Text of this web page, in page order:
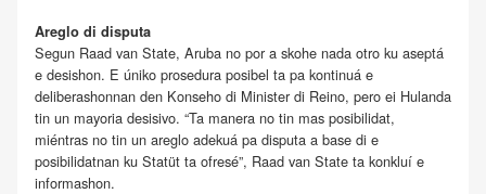
Areglo di disputa
Segun Raad van State, Aruba no por a skohe nada otro ku aseptá
e desishon. E úniko prosedura posibel ta pa kontinuá e
deliberashonnan den Konseho di Minister di Reino, pero ei Hulanda
tin un mayoria desisivo. “Ta manera no tin mas posibilidat,
miéntras no tin un areglo adekuá pa disputa a base di e
posibilidatnan ku Statüt ta ofresé”, Raad van State ta konkluí e
informashon.